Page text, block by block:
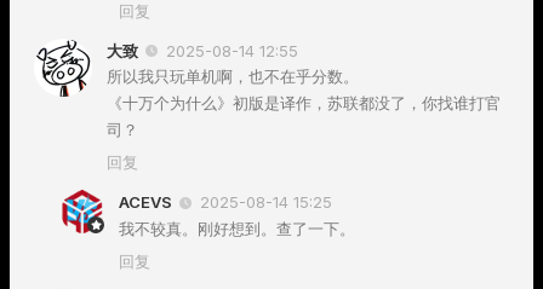
回复
大致
2025-08-14 12:55
所以我只玩单机啊，也不在乎分数。
《十万个为什么》初版是译作，苏联都没了，你找谁打官
司？
回复
ACEVS
2025-08-14 15:25
我不较真。刚好想到。查了一下。
回复